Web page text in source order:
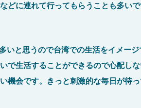
どに連れて行ってもらうことも多いで
と思うので台湾での生活をイメー
で生活することができるので心配し
機会です。きっと刺激的な毎日が待